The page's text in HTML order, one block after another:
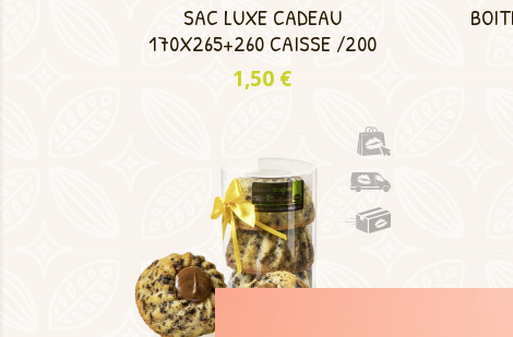
SAC LUXE CADEAU
170X265+260 CAISSE /200
Prix
1,50 €